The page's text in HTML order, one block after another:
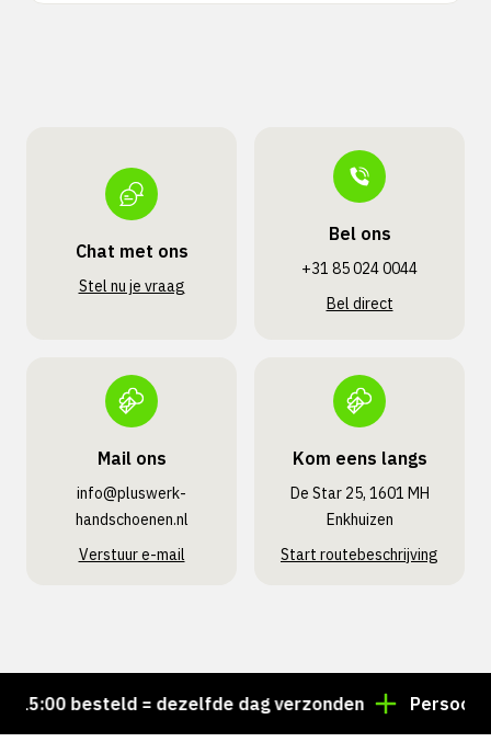
Chat met ons
Stel nu je vraag
Bel ons
+31 85 024 0044
Bel direct
Mail ons
info@pluswerk­
handschoenen.nl
Verstuur e-mail
Kom eens langs
De Star 25, 1601 MH
Enkhuizen
Start routebeschrijving
besteld = dezelfde dag verzonden Persoonlijk